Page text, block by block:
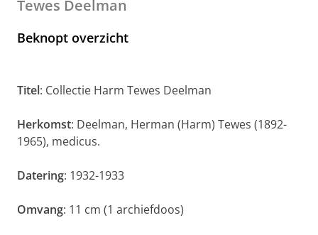
Tewes Deelman
Beknopt overzicht
Titel: Collectie Harm Tewes Deelman
Herkomst: Deelman, Herman (Harm) Tewes (1892-
1965), medicus.
Datering: 1932-1933
Omvang: 11 cm (1 archiefdoos)